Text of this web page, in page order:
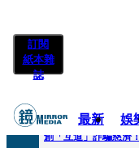
訂閱
紙本雜
誌
最新 娛
快訊
創「互道」詐騙慈濟